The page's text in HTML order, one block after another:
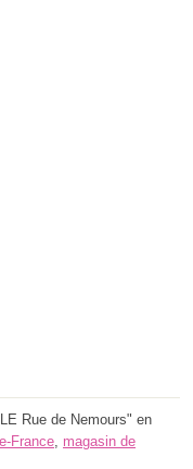
Rue de Nemours" en
France, magasin de